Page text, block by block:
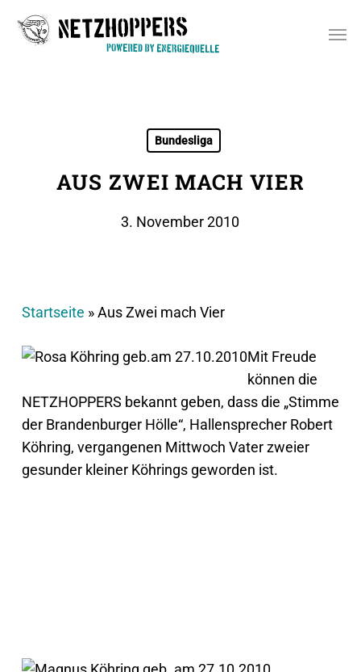
Bundesliga
AUS ZWEI MACH VIER
3. November 2010
Startseite »Aus Zwei mach Vier
Mit Freude
können die
NETZHOPPERS bekannt geben, dass die „Stimme
der Brandenburger Hölle“, Hallensprecher Robert
Köhring, vergangenen Mittwoch Vater zweier
gesunder kleiner Köhrings geworden ist.